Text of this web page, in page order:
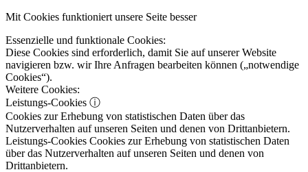
Mit Cookies funktioniert unsere Seite besser
Essenzielle und funktionale Cookies:
Diese Cookies sind erforderlich, damit Sie auf unserer Website
navigieren bzw. wir Ihre Anfragen bearbeiten können („notwendige
Cookies“).
Weitere Cookies:
Leistungs-Cookies ⓘ
Cookies zur Erhebung von statistischen Daten über das
Nutzerverhalten auf unseren Seiten und denen von Drittanbietern.
Leistungs-Cookies Cookies zur Erhebung von statistischen Daten
über das Nutzerverhalten auf unseren Seiten und denen von
Drittanbietern.